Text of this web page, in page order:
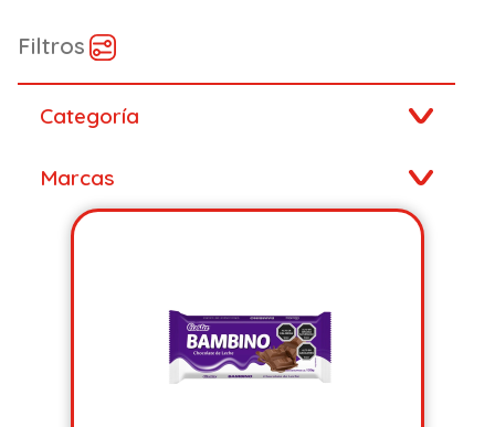
Filtros
Categoría
Marcas